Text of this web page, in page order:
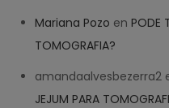
Mariana Pozo enPODE
TOMOGRAFIA?
amandaalvesbezerra2
JEJUM PARA